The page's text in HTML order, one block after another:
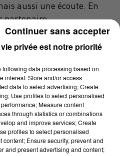
aussi une écoute. En
partenaire.
GROUPE ARTERRIS
VENDEUR.SE
privée est notre priorité
following data processing based on
interest: Store and/or access
data to select advertising; Create
Use profiles to select personalised
Measure content
through statistics or combinations
and improve services; Create
profiles to select personalised
Ensure security, prevent and
and present advertising and content;
Continuer sans accepter